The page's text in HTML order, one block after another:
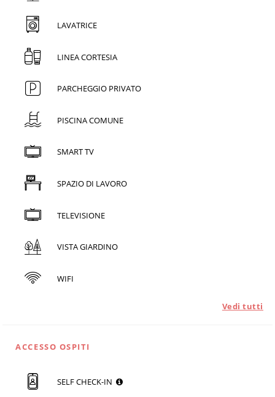
LAVATRICE
LINEA CORTESIA
PARCHEGGIO PRIVATO
PISCINA COMUNE
SMART TV
SPAZIO DI LAVORO
TELEVISIONE
VISTA GIARDINO
WIFI
Vedi tutti
ACCESSO OSPITI
SELF CHECK-IN